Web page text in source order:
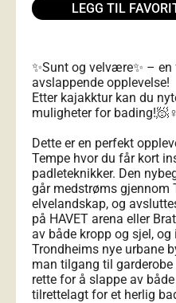
LEGG TIL
✨Sunt og velvære✨ –
avslappende opplevelse!
Etter kajakktur kan du
muligheter for bading!🧖♀️
Dette er en perfekt
Tempe hvor du får kort
padleteknikker. Den
går medstrøms gjennom
elvelandskap, og
på HAVET arena eller
av både kropp og sjel,
Trondheims nye urbane
man tilgang til
rette for å slappe av
tilrettelagt for et herlig